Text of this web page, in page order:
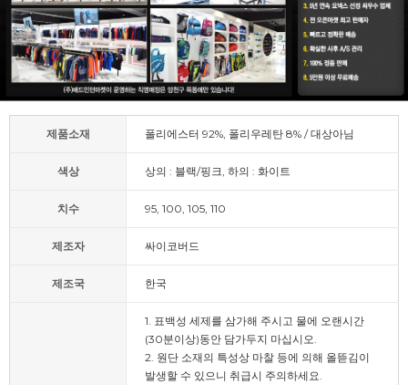
제품소재 폴리에스터 92%, 폴리우레탄 8% / 대상아님
색상 상의 : 블랙/핑크, 하의 : 화이트
치수 95, 100, 105, 110
제조자 싸이코버드
제조국 한국
1. 표백성 세제를 삼가해 주시고 물에 오랜시간
(30분이상)동안 담가두지 마십시오.
2. 원단 소재의 특성상 마찰 등에 의해 올뜯김이
발생할 수 있으니 취급시 주의하세요.